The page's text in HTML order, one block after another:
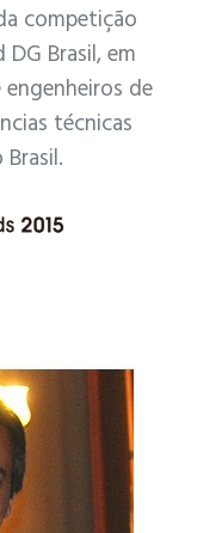
competição
Brasil, em
de
técnicas